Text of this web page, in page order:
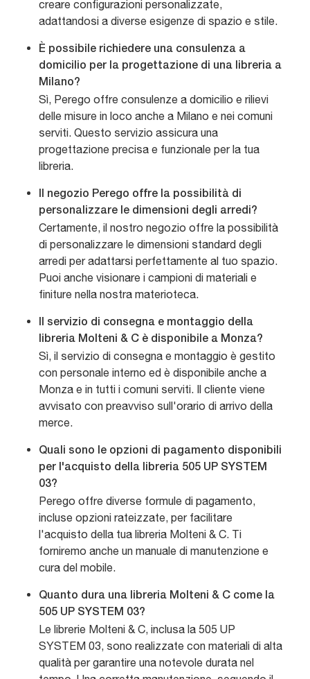
creare configurazioni personalizzate,
adattandosi a diverse esigenze di spazio e stile.
È possibile richiedere una consulenza a
domicilio per la progettazione di una libreria a
Milano?
Sì, Perego offre consulenze a domicilio e rilievi
delle misure in loco anche a Milano e nei comuni
serviti. Questo servizio assicura una
progettazione precisa e funzionale per la tua
libreria.
Il negozio Perego offre la possibilità di
personalizzare le dimensioni degli arredi?
Certamente, il nostro negozio offre la possibilità
di personalizzare le dimensioni standard degli
arredi per adattarsi perfettamente al tuo spazio.
Puoi anche visionare i campioni di materiali e
finiture nella nostra materioteca.
Il servizio di consegna e montaggio della
libreria Molteni & C è disponibile a Monza?
Sì, il servizio di consegna e montaggio è gestito
con personale interno ed è disponibile anche a
Monza e in tutti i comuni serviti. Il cliente viene
avvisato con preavviso sull'orario di arrivo della
merce.
Quali sono le opzioni di pagamento disponibili
per l'acquisto della libreria 505 UP SYSTEM
03?
Perego offre diverse formule di pagamento,
incluse opzioni rateizzate, per facilitare
l'acquisto della tua libreria Molteni & C. Ti
forniremo anche un manuale di manutenzione e
cura del mobile.
Quanto dura una libreria Molteni & C come la
505 UP SYSTEM 03?
Le librerie Molteni & C, inclusa la 505 UP
SYSTEM 03, sono realizzate con materiali di alta
qualità per garantire una notevole durata nel